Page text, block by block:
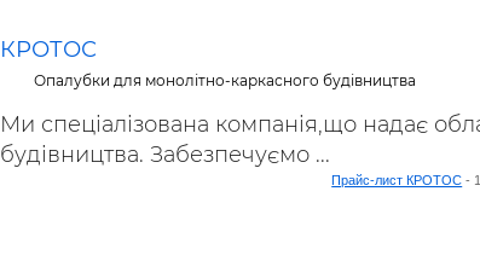
КРОТОС
Опалубки для монолітно-каркасного будівництва
Ми спеціалізована компанія,що надає
будівництва. Забезпечуємо ...
Прайс-лист КРОТОС -